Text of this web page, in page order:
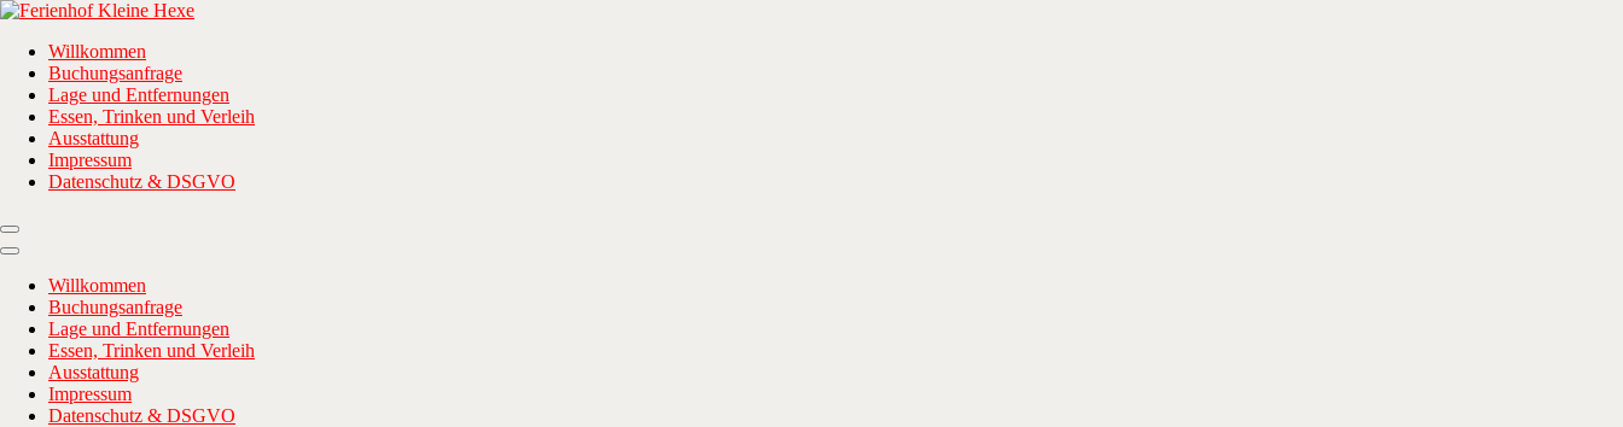
Zum
springen
Ferienhof Kleine Hexe
… wenn ihr Meer wollt!
Willkommen
Buchungsanfrage
Lage und Entfernungen
Essen, Trinken und Verleih
Ausstattung
Impressum
Datenschutz & DSGVO
Willkommen
Buchungsanfrage
Lage und Entfernungen
Essen, Trinken und Verleih
Ausstattung
Impressum
Datenschutz & DSGVO